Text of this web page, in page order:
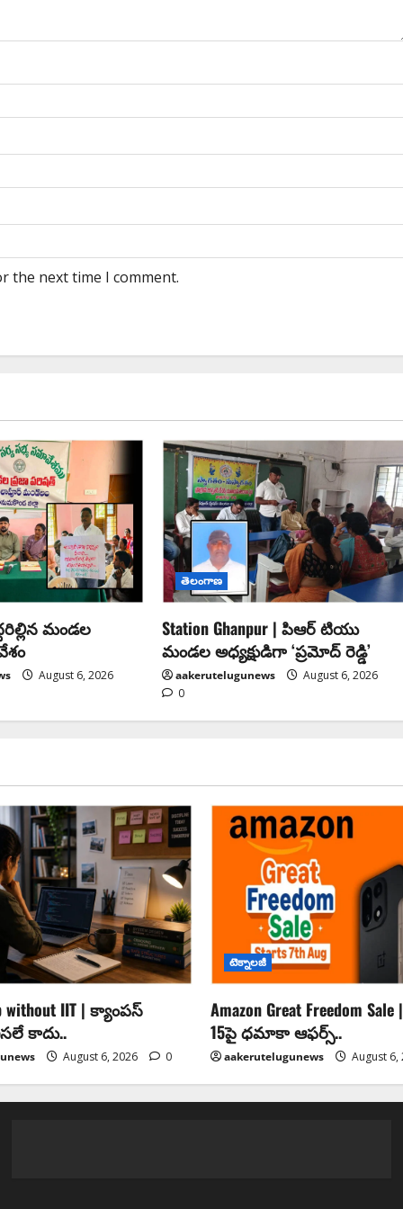
the next time I comment.
మండల
August 6, 2026
తెలంగాణ
Station Ghanpur | పిఆర్ టియు
మండల అధ్యక్షుడిగా ‘ప్రమోద్ రెడ్డి’
aakerutelugunews
August 6, 2026
0
without IIT | క్యాంపస్
కాదు..
August 6, 2026 0
టెక్నాలజీ
Amazon Great Freedom
15పై ధమాకా ఆఫర్స్..
aakerutelugunews August